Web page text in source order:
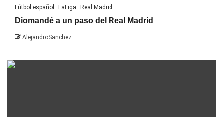
Fútbol español LaLiga Real Madrid
Diomandé a un paso del Real Madrid
AlejandroSanchez